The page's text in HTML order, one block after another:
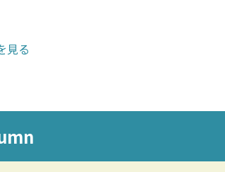
見る